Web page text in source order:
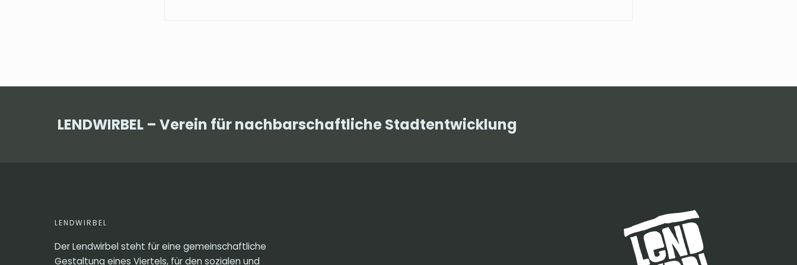
LENDWIRBEL – Verein für nachbarschaftliche Stadtentwicklung
LENDWIRBEL
Der Lendwirbel steht für eine gemeinschaftliche
Gestaltung eines Viertels, für den sozialen und